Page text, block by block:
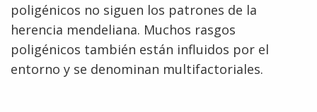
poligénicos no siguen los patrones de la
herencia mendeliana. Muchos rasgos
poligénicos también están influidos por el
entorno y se denominan multifactoriales.